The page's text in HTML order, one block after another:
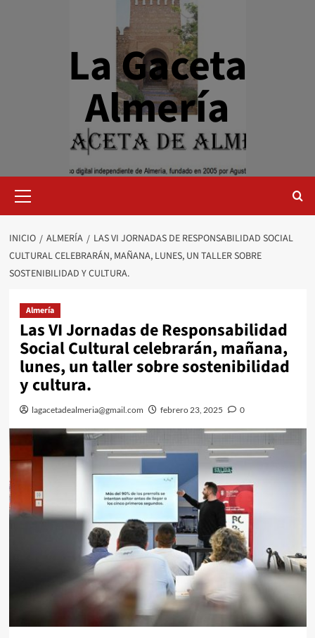
La Gaceta
Almería
primario
INICIO ALMERÍA
LAS VI JORNADAS DE RESPONSABILIDAD SOCIAL
CULTURAL CELEBRARÁN, MAÑANA, LUNES, UN TALLER SOBRE
SOSTENIBILIDAD Y CULTURA.
Almería
Las VI Jornadas de Responsabilidad
Social Cultural celebrarán, mañana,
lunes, un taller sobre sostenibilidad
y cultura.
lagacetadealmeria@gmail.com febrero 23, 2025 0